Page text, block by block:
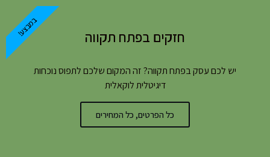
חזקים בפתח תקווה
יש לכם עסק בפתח תקווה? זה המקום שלכם לתפוס נוכחות
דיגיטלית לוקאלית
כל הפרטים, כל המחירים
במבצע!